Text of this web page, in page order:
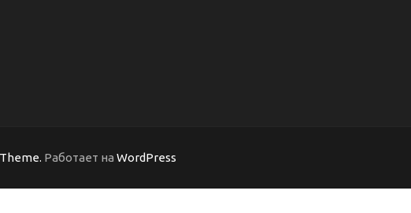
Работает на WordPress